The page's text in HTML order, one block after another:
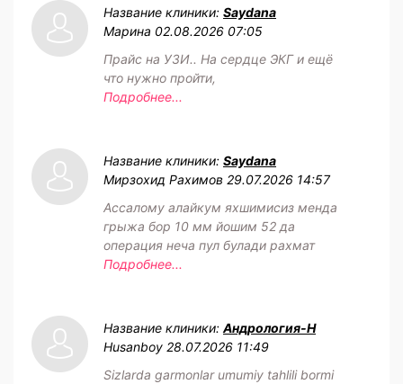
Название клиники: Saydana
Марина 02.08.2026 07:05
Прайс на УЗИ.. На сердце ЭКГ и ещё
что нужно пройти,
Подробнее...
Название клиники: Saydana
Мирзохид Рахимов 29.07.2026 14:57
Ассалому алайкум яхшимисиз менда
грыжа бор 10 мм йошим 52 да
операция неча пул булади рахмат
Подробнее...
Название клиники: Андрология-Н
Husanboy 28.07.2026 11:49
Sizlarda garmonlar umumiy tahlili bormi